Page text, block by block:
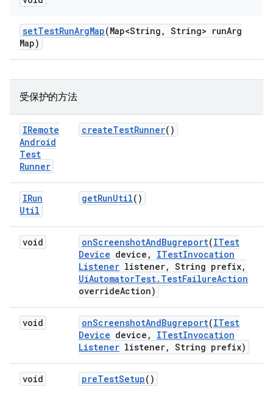
setTestRunArgMap(Map<String , String> runArg
Map)
受保护的方法
IRemote
Android
Test
Runner
createTestRunner()
IRun
Util
getRunUtil()
void onScreenshotAndBugreport(ITest
Device device , ITestInvocation
Listener listener, String prefix,
UiAutomatorTest. TestFailureAction
overrideAction)
void onScreenshotAndBugreport(ITest
Device device , ITestInvocation
Listener listener, String prefix)
void preTestSetup()